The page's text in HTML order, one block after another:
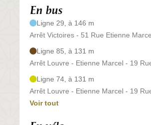
En bus
Ligne 29, à 146 m
Arrêt Victoires - 51 Rue Etienne
Ligne 85, à 131 m
Arrêt Louvre - Etienne Marcel - 19
Ligne 74, à 131 m
Arrêt Louvre - Etienne Marcel - 19
Voir tout